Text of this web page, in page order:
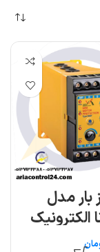
بار مدل